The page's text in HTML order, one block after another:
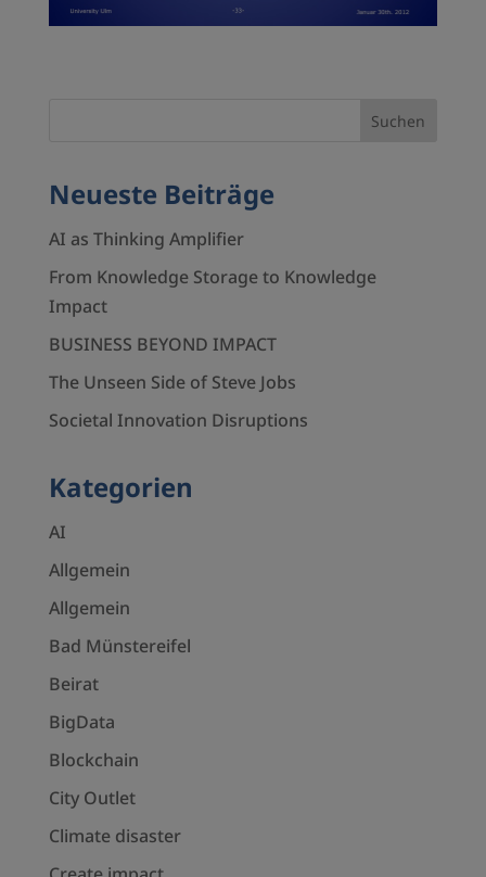
Neueste Beiträge
AI as Thinking Amplifier
From Knowledge Storage to Knowledge
Impact
BUSINESS BEYOND IMPACT
The Unseen Side of Steve Jobs
Societal Innovation Disruptions
Kategorien
AI
Allgemein
Allgemein
Bad Münstereifel
Beirat
BigData
Blockchain
City Outlet
Climate disaster